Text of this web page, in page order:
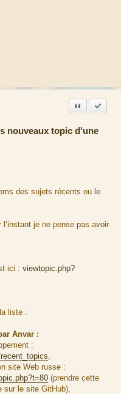
nouveaux topic d'une
Citation
des sujets récents ou le
je ne pense pas avoir
ici : viewtopic.php?
liste :
Anvar :
:
site Web russe :
(prendre cette
sur le site GitHub),